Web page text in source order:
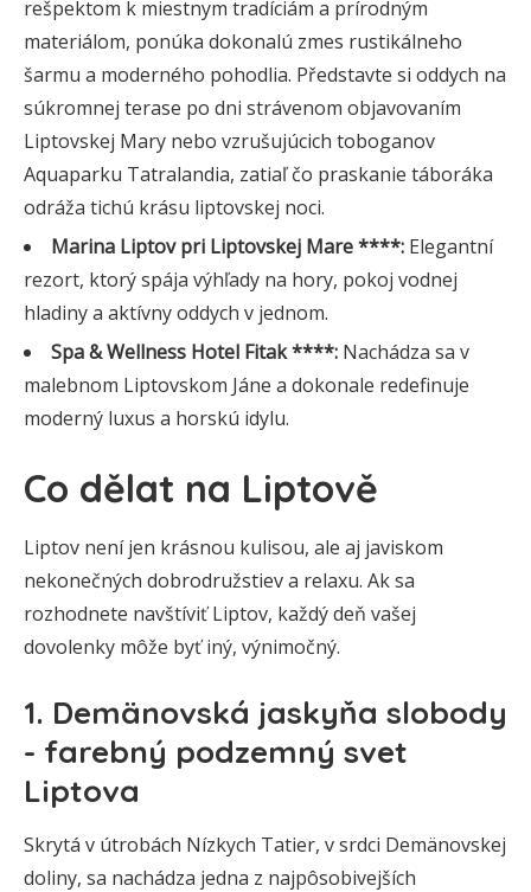
rešpektom k miestnym tradíciám a prírodným
materiálom, ponúka dokonalú zmes rustikálneho
šarmu a moderného pohodlia. Představte si oddych na
súkromnej terase po dni strávenom objavovaním
Liptovskej Mary nebo vzrušujúcich toboganov
Aquaparku Tatralandia, zatiaľ čo praskanie táboráka
odráža tichú krásu liptovskej noci.
Marina Liptov pri Liptovskej Mare ****: Elegantní
rezort, ktorý spája výhľady na hory, pokoj vodnej
hladiny a aktívny oddych v jednom.
Spa & Wellness Hotel Fitak ****: Nachádza sa v
malebnom Liptovskom Jáne a dokonale redefinuje
moderný luxus a horskú idylu.
Co dělat na Liptově
Liptov není jen krásnou kulisou, ale aj javiskom
nekonečných dobrodružstiev a relaxu. Ak sa
rozhodnete navštíviť Liptov, každý deň vašej
dovolenky môže byť iný, výnimočný.
1. Demänovská jaskyňa slobody
- farebný podzemný svet
Liptova
Skrytá v útrobách Nízkych Tatier, v srdci Demänovskej
doliny, sa nachádza jedna z najpôsobivejších